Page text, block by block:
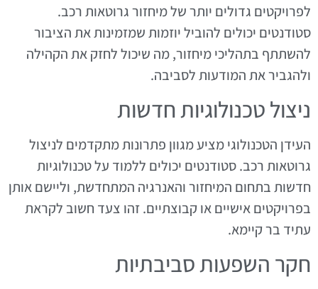
לפרויקטים גדולים יותר של מיחזור גרוטאות רכב.
סטודנטים יכולים להוביל יוזמות שמזמינות את הציבור
להשתתף בתהליכי מיחזור, מה שיכול לחזק את הקהילה
ולהגביר את המודעות לסביבה.
ניצול טכנולוגיות חדשות
העידן הטכנולוגי מציע מגוון פתרונות מתקדמים לניצול
גרוטאות רכב. סטודנטים יכולים ללמוד על טכנולוגיות
חדשות בתחום המיחזור והאנרגיה המתחדשת, וליישם אותן
בפרויקטים אישיים או קבוצתיים. זהו צעד חשוב לקראת
עתיד בר קיימא.
חקר השפעות סביבתיות